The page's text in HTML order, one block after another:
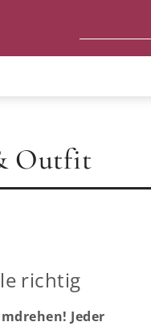
Outfit
richtig
Jeder